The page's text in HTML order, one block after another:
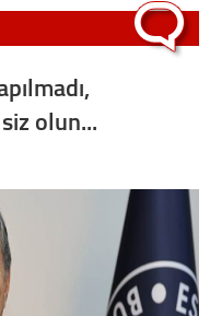
olun...